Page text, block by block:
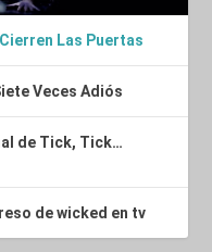
Las Puertas
Veces Adiós
de Tick, Tick…
de wicked en tv